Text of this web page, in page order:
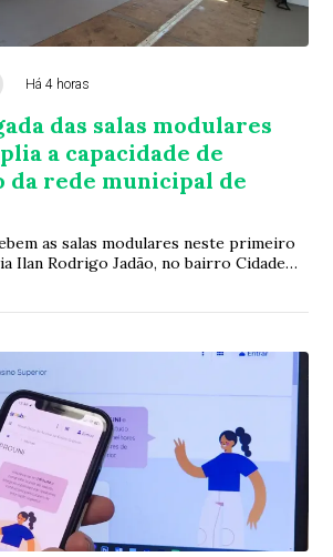
Há 4 horas
das salas modulares
a capacidade de
da rede municipal de
as salas modulares neste primeiro
Ilan Rodrigo Jadão, no bairro Cidade